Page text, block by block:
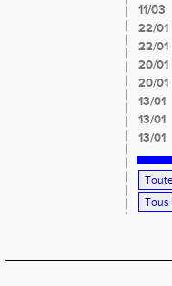
11/03
22/01
22/01
20/01
20/01
13/01
13/01
13/01